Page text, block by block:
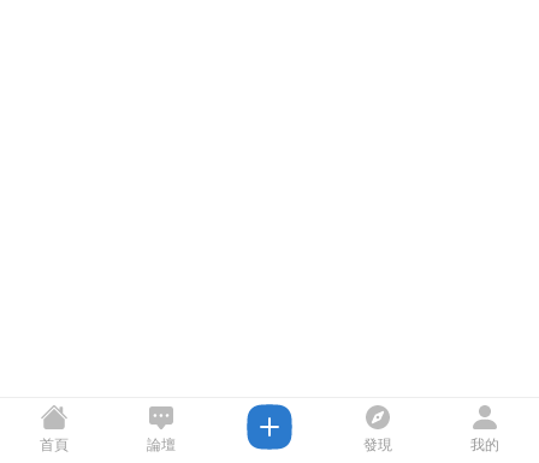
首頁 論壇 發現 我的